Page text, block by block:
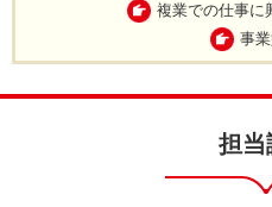
複業での仕事に
事
担当